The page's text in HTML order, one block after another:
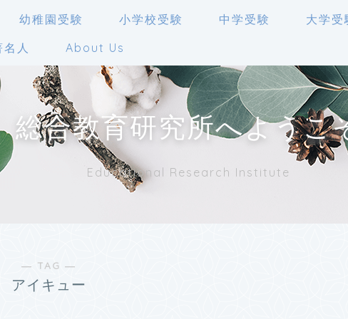
幼稚園受験 小学校受験 中学受験
大学受
人 About Us
総合教育研究所へようこ
Educational Research Institute
― TAG ―
アイキュー